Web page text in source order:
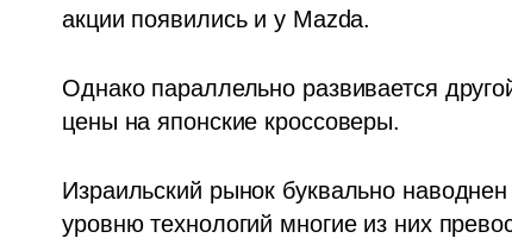
акции появились и у Mazda.
Однако параллельно развивается
цены на японские кроссоверы.
Израильский рынок буквально
уровню технологий многие из них